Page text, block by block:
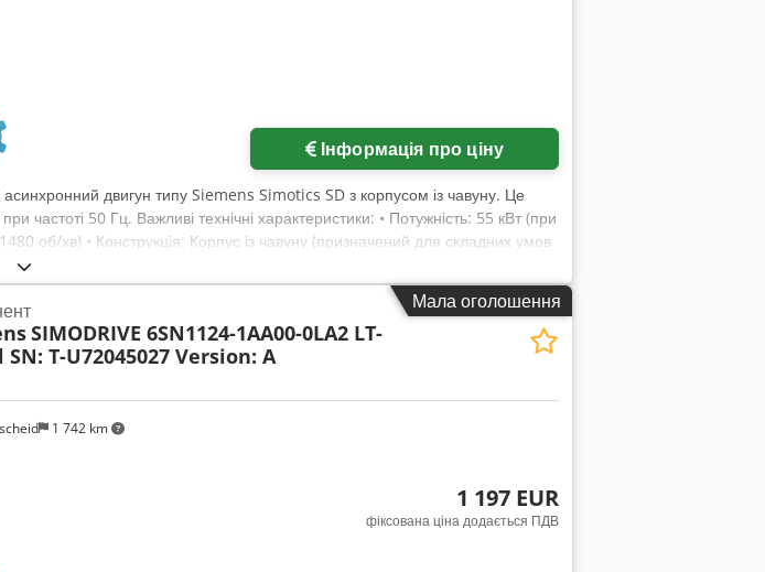
Інформація про ціну
двигун типу Siemens Simotics SD з корпусом із чавуну. Це
частоті 50 Гц. Важливі технічні характеристики: • Потужність: 55 кВт (при
об/хв) • Конструкція: Корпус із чавуну (призначений для складних умов
• Ступінь захисту: IP55 [1, 2, 3, 4, 5] Cedpfozr Exyox Aahorf Siemens
37 кВт, розміром 225, ступенем захисту IP55 і швидкістю
Мала оголошення
1 742 km
SIMODRIVE 6SN1124-1AA00-0LA2 LT-
T-U72045027 Version: A
1 197 EUR
фіксована ціна додається ПДВ